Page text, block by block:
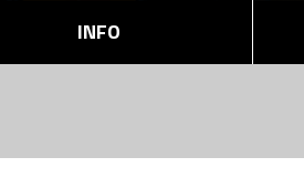
INFO